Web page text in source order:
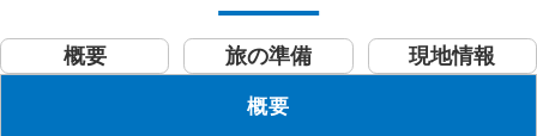
概要 旅の準備 現地情報
概要